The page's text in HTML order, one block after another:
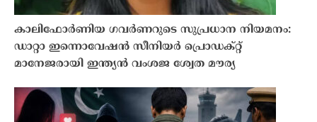
കാലിഫോർണിയ ഗവർണറുടെ സുപ്രധാന നിയമനം:
ഡാറ്റാ ഇന്നൊവേഷൻ സീനിയർ പ്രൊഡക്റ്റ്
മാനേജരായി ഇന്ത്യൻ വംശജ ശ്വേത മൗര്യ